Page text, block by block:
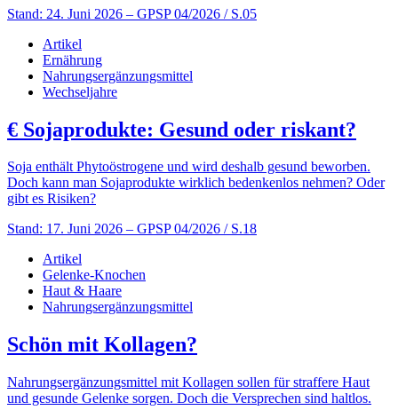
Stand: 24. Juni 2026 – GPSP 04/2026 / S.05
Artikel
Ernährung
Nahrungsergänzungsmittel
Wechseljahre
€ Sojaprodukte: Gesund oder riskant?
Soja enthält Phytoöstrogene und wird deshalb gesund beworben.
Doch kann man Sojaprodukte wirklich bedenkenlos nehmen? Oder
gibt es Risiken?
Stand: 17. Juni 2026 – GPSP 04/2026 / S.18
Artikel
Gelenke-Knochen
Haut & Haare
Nahrungsergänzungsmittel
Schön mit Kollagen?
Nahrungsergänzungsmittel mit Kollagen sollen für straffere Haut
und gesunde Gelenke sorgen. Doch die Versprechen sind haltlos.